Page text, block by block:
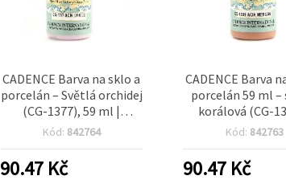
CADENCE Barva na sklo a
porcelán – Světlá orchidej
(CG-1377), 59 ml |
Dekorativní barva na sklo,
dlaždice, DIY hobby
tvoření, hrnky a talíře
Kód: 842764
90.47 Kč
CADENCE Barva
porcelán 59 ml –
korálová (CG-
barva na sklo,
tvoření a
dekorace
Kód: 842763
90.47 Kč